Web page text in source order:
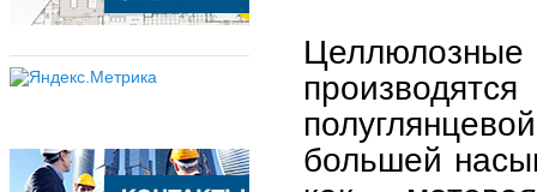
Целлюлозные
большей